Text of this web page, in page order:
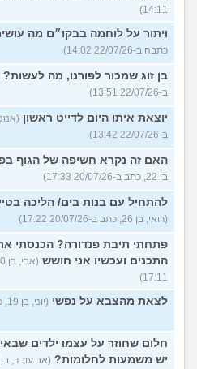
14:11)
ויתור על לוחמה בבקו״ם מה
כתבה ב-22/07/26 14:02)
בן זוג שמכור לפורנו, מה לעשות?
ב-22/07/26 13:51)
יוצאת איתו היום לדייט ראשון
ב-22/07/26 13:42)
האם זה נקרא חשיפה של הגוף
בן 22, כתב ב-20/07/26 17:33)
להתחיל עם בנות בים/ הליכה
(רואי, בן 26, כתב ב-20/07/26 17:22)
פתחתי תיבת פנדורה? הכנסתי
התכנים ועכשיו אני חושש
17:11)
לצאת מהצבא על נפשי (יוני, בן 19, כתב ב-20/07/26 17:02)
חלום שחוזר על עצמו ילדים
יש משמעות לחלומות?